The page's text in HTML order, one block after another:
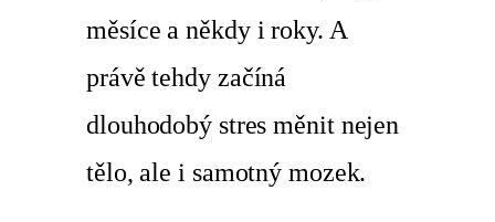
měsíce a někdy i roky. A
právě tehdy začíná
dlouhodobý stres měnit nejen
tělo, ale i samotný mozek.